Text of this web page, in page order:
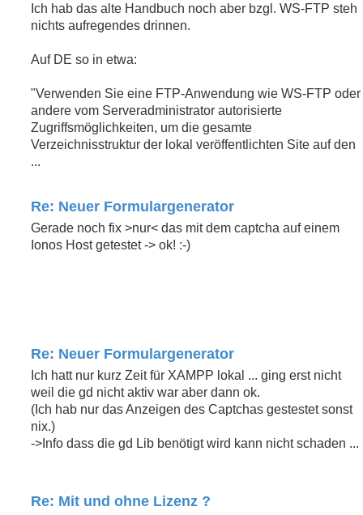
Ich hab das alte Handbuch noch aber bzgl. WS-FTP steh
nichts aufregendes drinnen.
Auf DE so in etwa:
"Verwenden Sie eine FTP-Anwendung wie WS-FTP oder
andere vom Serveradministrator autorisierte
Zugriffsmöglichkeiten, um die gesamte
Verzeichnisstruktur der lokal veröffentlichten Site auf den
...
Re: Neuer Formulargenerator
Gerade noch fix >nur< das mit dem captcha auf einem
Ionos Host getestet -> ok! :-)
Re: Neuer Formulargenerator
Ich hatt nur kurz Zeit für XAMPP lokal ... ging erst nicht
weil die gd nicht aktiv war aber dann ok.
(Ich hab nur das Anzeigen des Captchas gestestet sonst
nix.)
->Info dass die gd Lib benötigt wird kann nicht schaden ...
Re: Mit und ohne Lizenz ?